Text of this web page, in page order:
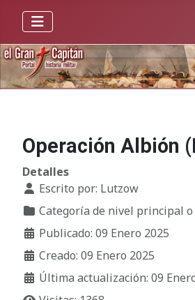
Operación Albión
Detalles
Escrito por: Lutzow
Categoría de nivel principal o
Publicado: 09 Enero 2025
Creado: 09 Enero 2025
Última actualización: 09